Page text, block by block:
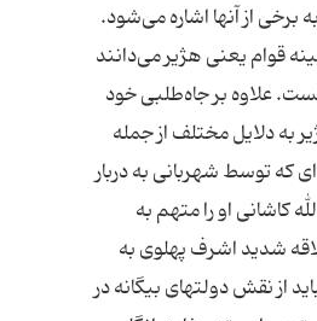
از آنها اشاره می‌شود.
قوام یعنی هژیر می‌دانند
علاوه بر جاه‌طلبی خود
به دلایل مختلف از جمله
که توسط شهربانی به دربار
کاشانی او را متهم به
شدید اشرف پهلوی به
از نقش دولتهای بیگانه در